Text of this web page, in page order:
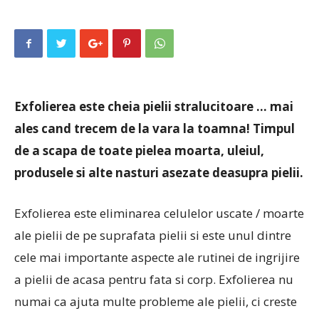
Exfolierea este cheia pielii stralucitoare … mai
ales cand trecem de la vara la toamna! Timpul
de a scapa de toate pielea moarta, uleiul,
produsele si alte nasturi asezate deasupra pielii.
Exfolierea este eliminarea celulelor uscate / moarte
ale pielii de pe suprafata pielii si este unul dintre
cele mai importante aspecte ale rutinei de ingrijire
a pielii de acasa pentru fata si corp. Exfolierea nu
numai ca ajuta multe probleme ale pielii, ci creste